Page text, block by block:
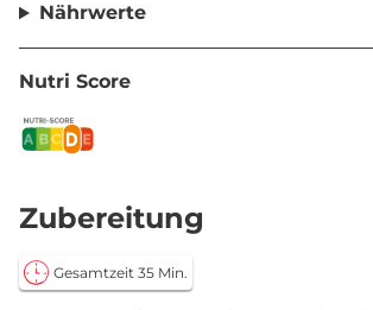
Nährwerte
Nutri Score
Zubereitung
Gesamtzeit 35 Min.